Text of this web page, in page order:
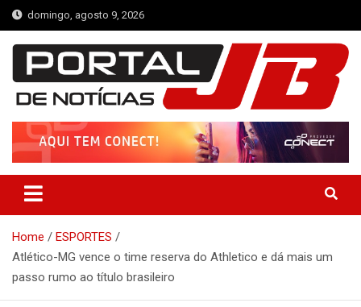
Skip
to
content
domingo, agosto 9, 2026
Portal de Notícias JB
Notícias de Simplício Mendes e Região
Home
ESPORTES
Atlético-MG vence o time reserva do Athletico e dá mais um
passo rumo ao título brasileiro